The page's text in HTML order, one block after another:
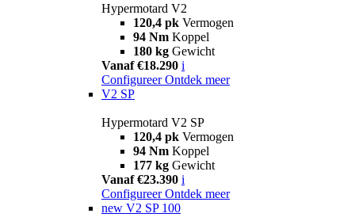
Hypermotard V2
120,4 pk Vermogen
94 Nm Koppel
180 kg Gewicht
Vanaf €18.290 i
Configureer Ontdek meer
V2 SP
Hypermotard V2 SP
120,4 pk Vermogen
94 Nm Koppel
177 kg Gewicht
Vanaf €23.390 i
Configureer Ontdek meer
new V2 SP 100